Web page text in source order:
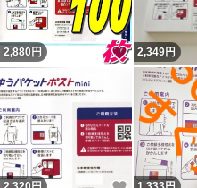
2,880 円 いいね！
2,349円